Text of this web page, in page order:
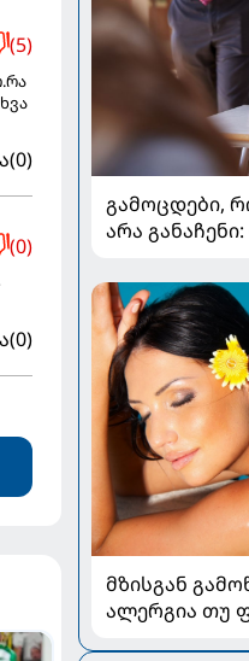
(5)
(0)
(0)
(0)
გამოცდები,
არა
მომავალი
მზისგან
ალერგია თუ